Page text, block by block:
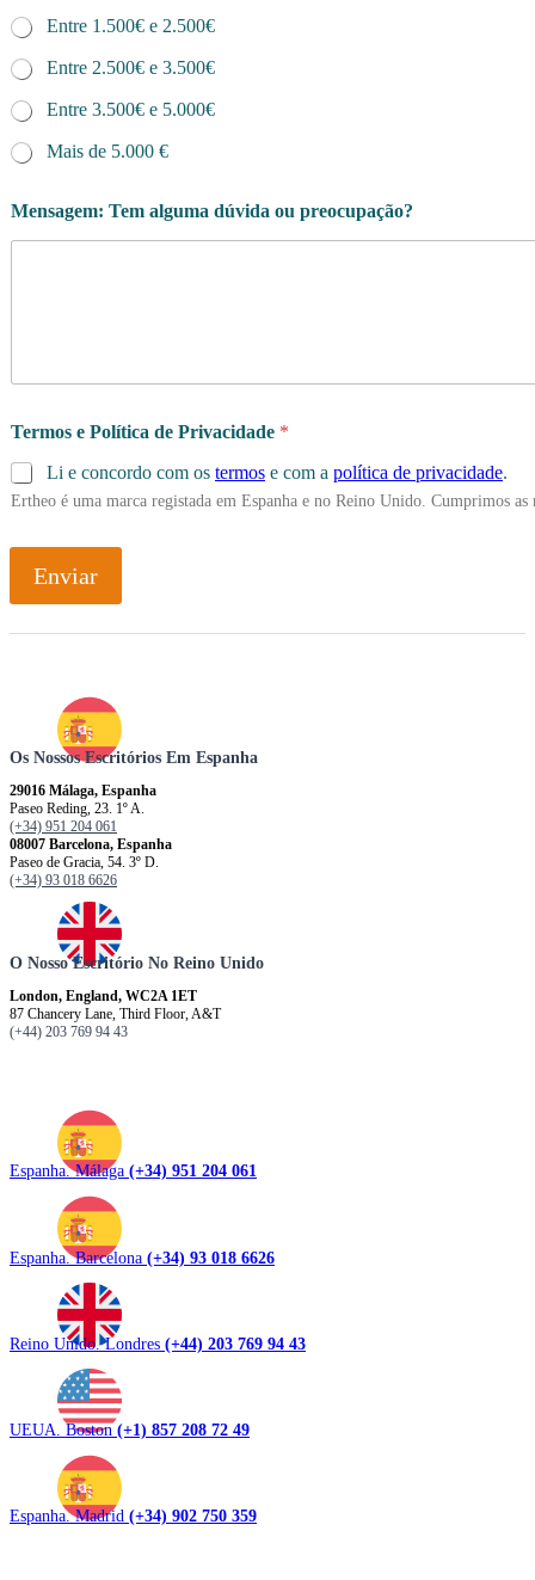
Entre 1.500€ e 2.500€
Entre 2.500€ e 3.500€
Entre 3.500€ e 5.000€
Mais de 5.000 €
Mensagem: Tem alguma dúvida ou preocupação?
Termos e Política de Privacidade *
Li e concordo com os termos e com a política de privacidade.
Ertheo é uma marca registada em Espanha e no Reino Unido. Cumprimos
Enviar
Os Nossos Escritórios Em Espanha
29016 Málaga, Espanha
Paseo Reding, 23. 1º A.
(+34) 951 204 061
08007 Barcelona, ​​​​​Espanha
Paseo de Gracia, 54. 3º D.
(+34) 93 018 6626
O Nosso Escritório No Reino Unido
London, England, WC2A 1ET
87 Chancery Lane, Third Floor, A&T
(+44) 203 769 94 43
Espanha. Málaga (+34) 951 204 061
Espanha. Barcelona (+34) 93 018 6626
Reino Unido. Londres (+44) 203 769 94 43
UEUA. Boston(+1) 857 208 72 49
Espanha. Madrid (+34) 902 750 359